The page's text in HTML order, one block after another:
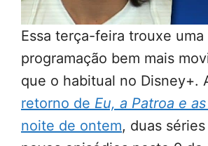
Essa terça-feira trouxe uma
programação bem mais
que o habitual no Disney+.
retorno de Eu, a Patroa e
noite de ontem, duas